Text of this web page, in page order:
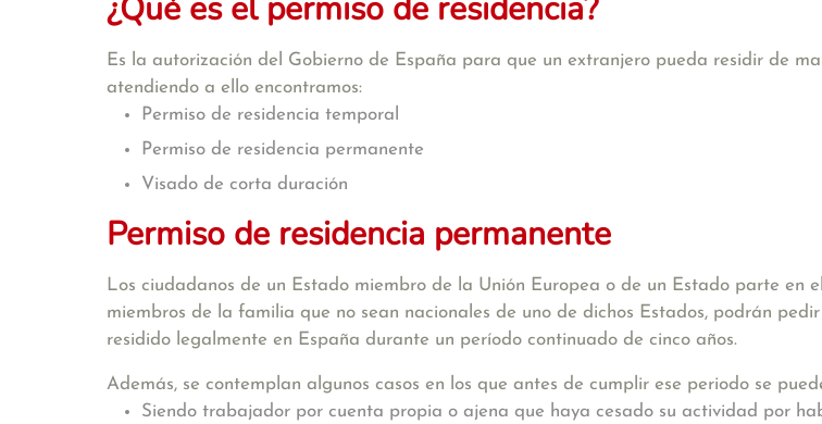
¿Qué es el permiso de residencia?
Es la autorización del Gobierno de España para que un extranjero pueda residir de
atendiendo a ello encontramos:
Permiso de residencia temporal
Permiso de residencia permanente
Visado de corta duración
Permiso de residencia permanente
Los ciudadanos de un Estado miembro de la Unión Europea o de un Estado parte en
miembros de la familia que no sean nacionales de uno de dichos Estados, podrán
residido legalmente en España durante un período continuado de cinco años.
Además, se contemplan algunos casos en los que antes de cumplir ese periodo se
Siendo trabajador por cuenta propia o ajena que haya cesado su actividad por